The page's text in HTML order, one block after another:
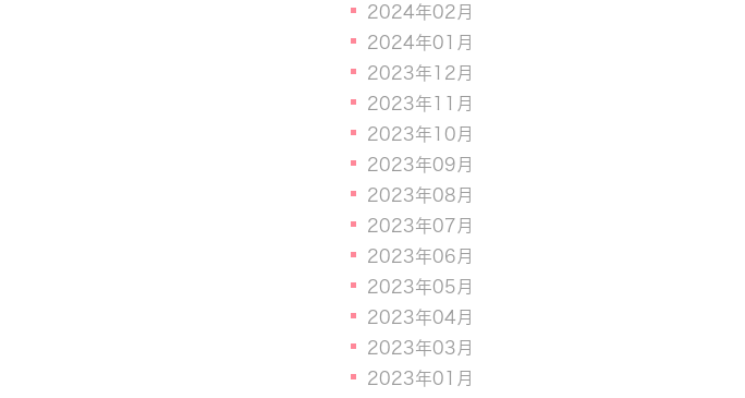
2024年02月
2024年01月
2023年12月
2023年11月
2023年10月
2023年09月
2023年08月
2023年07月
2023年06月
2023年05月
2023年04月
2023年03月
2023年01月